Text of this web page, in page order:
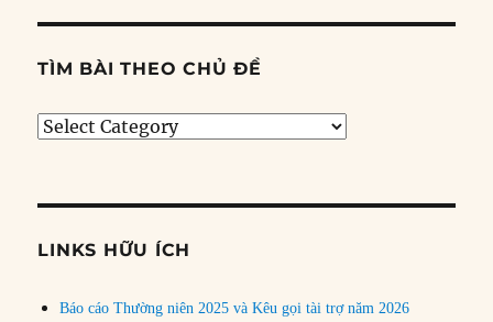
TÌM BÀI THEO CHỦ ĐỀ
Tìm
đề
LINKS HỮU ÍCH
Báo cáo Thường niên 2025 và Kêu gọi tài trợ năm 2026